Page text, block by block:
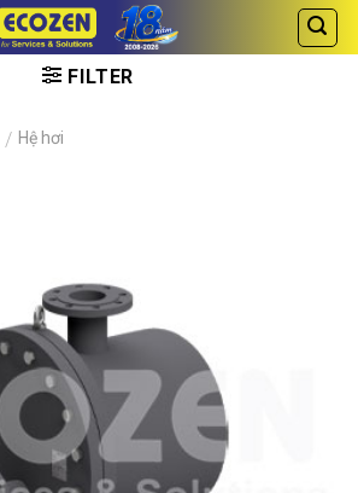
FILTER
/ Hệ hơi